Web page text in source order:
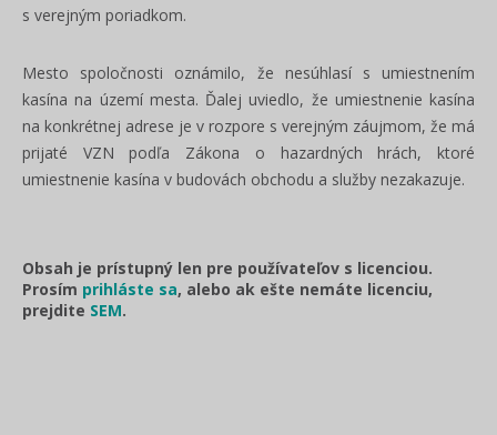
s verejným poriadkom.
Mesto spoločnosti oznámilo, že nesúhlasí s umiestnením
kasína na území mesta. Ďalej uviedlo, že umiestnenie kasína
na konkrétnej adrese je v rozpore s verejným záujmom, že má
prijaté VZN podľa Zákona o hazardných hrách, ktoré
umiestnenie kasína v budovách obchodu a služby nezakazuje.
Obsah je prístupný len pre používateľov s licenciou.
Prosím prihláste sa, alebo ak ešte nemáte licenciu,
prejdite SEM.